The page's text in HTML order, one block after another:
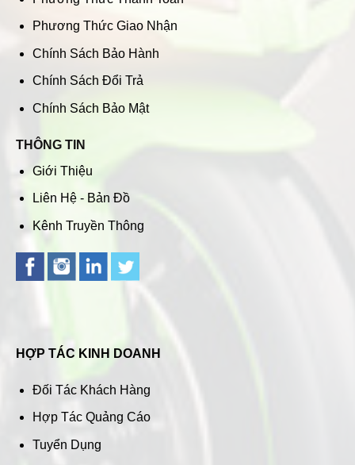
Phương Thức Giao Nhận
Chính Sách Bảo Hành
Chính Sách Đổi Trả
Chính Sách Bảo Mật
THÔNG TIN
Giới Thiệu
Liên Hệ - Bản Đồ
Kênh Truyền Thông
HỢP TÁC KINH DOANH
Đối Tác Khách Hàng
Hợp Tác Quảng Cáo
Tuyển Dụng